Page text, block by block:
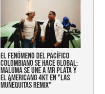
EL FENÓMENO DEL PACÍFICO
COLOMBIANO SE HACE GLOBAL:
MALUMA SE UNE A MR PLATA Y
EL AMERICANO 4KT EN "LAS
MUÑEQUITAS REMIX"